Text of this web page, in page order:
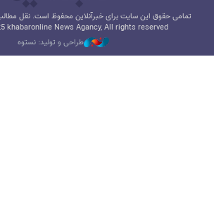
تمامی حقوق این سایت برای خبرآنلاین محفوظ است. نقل مطالب
khabaronline News Agancy, All rights reserved
طراحی و تولید: نستوه